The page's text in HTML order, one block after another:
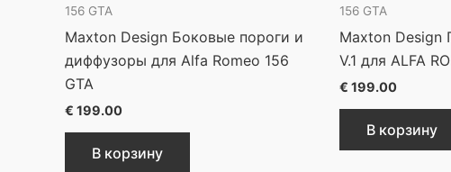
156 GTA
Maxton Design Боковые пороги и
диффузоры для Alfa Romeo 156
GTA
€ 199.00
В корзину
156 GTA
Maxton Design
V.1 для ALFA
€ 199.00
В корзину